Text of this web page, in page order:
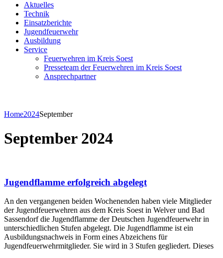
Aktuelles
Technik
Einsatzberichte
Jugendfeuerwehr
Ausbildung
Service
Feuerwehren im Kreis Soest
Presseteam der Feuerwehren im Kreis Soest
Ansprechpartner
Home2024September
September 2024
Jugendflamme erfolgreich abgelegt
An den vergangenen beiden Wochenenden haben viele Mitglieder
der Jugendfeuerwehren aus dem Kreis Soest in Welver und Bad
Sassendorf die Jugendflamme der Deutschen Jugendfeuerwehr in
unterschiedlichen Stufen abgelegt. Die Jugendflamme ist ein
Ausbildungsnachweis in Form eines Abzeichens für
Jugendfeuerwehrmitglieder. Sie wird in 3 Stufen gegliedert. Dieses